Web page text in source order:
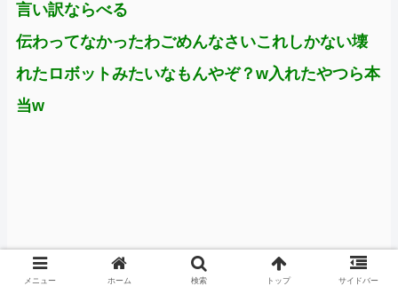
言い訳ならべる
伝わってなかったわごめんなさいこれしかない壊
れたロボットみたいなもんやぞ？w入れたやつら本
当w
メニュー ホーム 検索 トップ サイドバー